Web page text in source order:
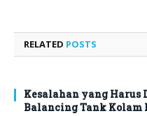
RELATED POSTS
Kesalahan yang
Balancing Tank Kolam